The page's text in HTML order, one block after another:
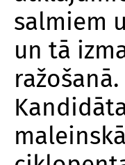
salmiem
un tā
ražošanā.